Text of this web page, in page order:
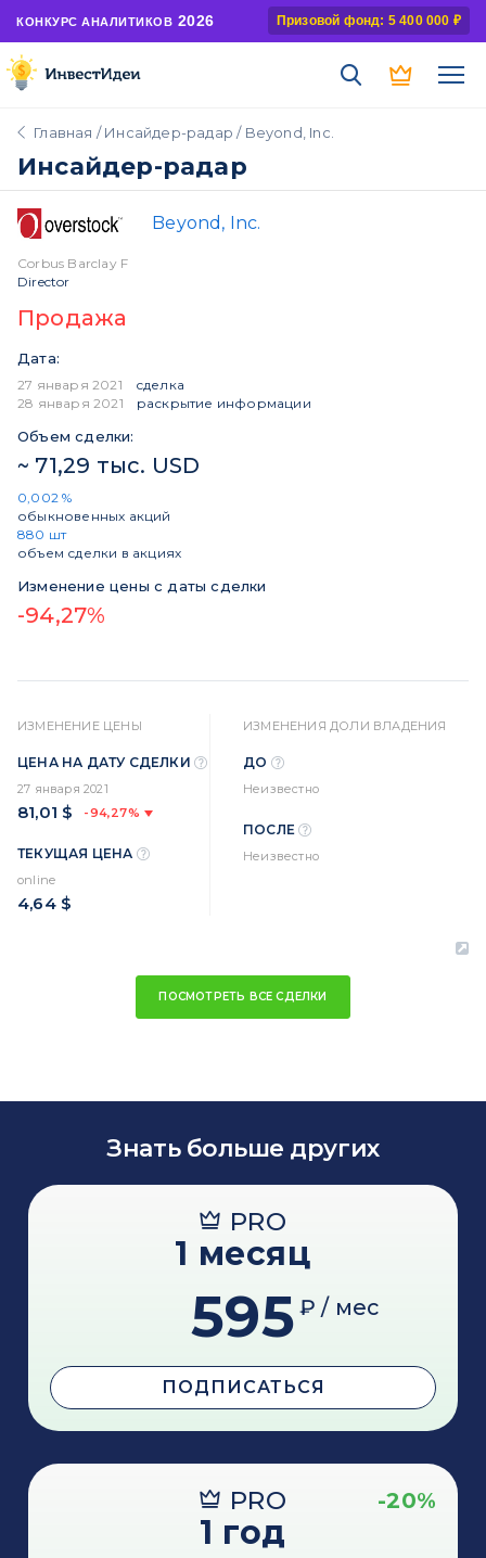
КОНКУРС АНАЛИТИКОВ 2026 Призовой фонд: 5 400 000 ₽
Главная /Инсайдер-радар / Beyond, Inc.
Инсайдер-радар
Beyond, Inc.
Corbus Barclay F
Director
Продажа
Дата:
27 января 2021
сделка
28 января 2021
раскрытие информации
Объем сделки:
~ 71,29 тыс. USD
0,002 %
обыкновенных акций
880 шт
объем сделки в акциях
Изменение цены с даты сделки
-94,27%
ИЗМЕНЕНИЕ ЦЕНЫ
ЦЕНА НА ДАТУ СДЕЛКИ
27 января 2021
81,01 $ -94,27%
ТЕКУЩАЯ ЦЕНА
online
4,64 $
ИЗМЕНЕНИЯ ДОЛИ ВЛАДЕНИЯ
ДО
Неизвестно
ПОСЛЕ
Неизвестно
ПОСМОТРЕТЬ ВСЕ СДЕЛКИ
Знать больше других
PRO
1 месяц
595 ₽ / мес
ПОДПИСАТЬСЯ
PRO -20%
1 год